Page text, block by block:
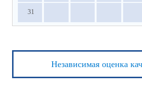
31
Независимая оценка